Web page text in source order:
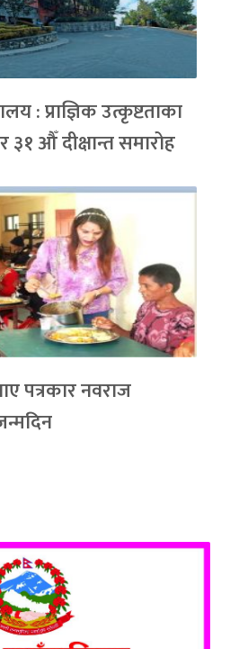
: प्राज्ञिक उत्कृष्टताका
औँ दीक्षान्त समारोह
पत्रकार नवराज